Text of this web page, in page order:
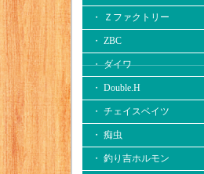
・ Ｚファクトリー
・ ZBC
・ ダイワ
・ Double.H
・ チェイスベイツ
・ 痴虫
・ 釣り吉ホルモン